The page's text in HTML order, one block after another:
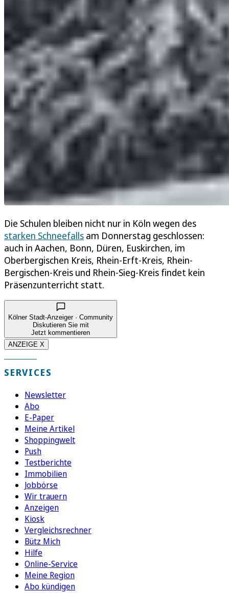
Die Schulen bleiben nicht nur in Köln wegen des
starken Schneefalls am Donnerstag geschlossen:
auch in Aachen, Bonn, Düren, Euskirchen, im
Oberbergischen Kreis, Rhein-Erft-Kreis, Rhein-
Bergischen-Kreis und Rhein-Sieg-Kreis findet kein
Präsenzunterricht statt.
Kölner Stadt-Anzeiger · Community
Diskutieren Sie mit
Jetzt kommentieren
ANZEIGE X
SERVICES
Newsletter
Abo
E-Paper
Meine Artikel
Shoppingwelt
Push
Testberichte
Immobilien
Jobbörse
Wir trauern
Anzeigen
Kiosk
Vergleichsrechner
Bütz Mich
Hilfe
Online-Service
Meine Region
Abo kündigen